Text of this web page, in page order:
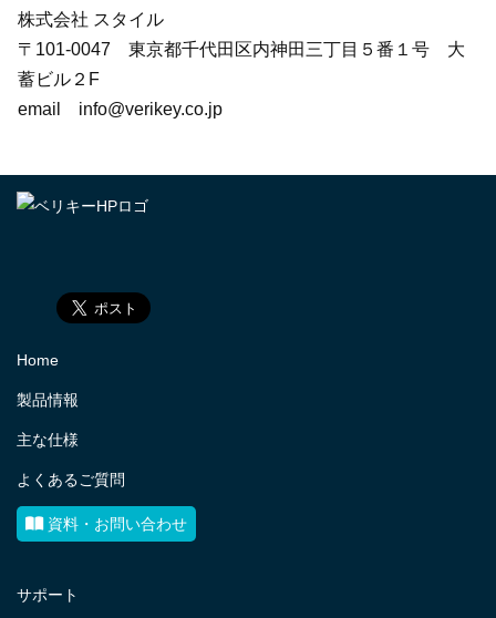
株式会社 スタイル
〒101-0047 東京都千代田区内神田三丁目５番１号 大
蓄ビル２F
email info@verikey.co.jp
Home
製品情報
主な仕様
よくあるご質問
資料・お問い合わせ
サポート